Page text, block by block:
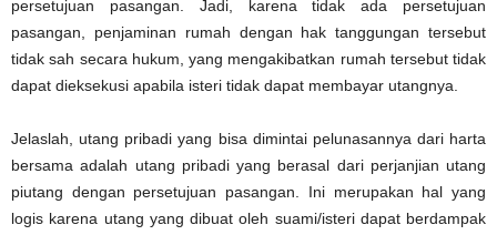
persetujuan pasangan. Jadi, karena tidak ada persetujuan
pasangan, penjaminan rumah dengan hak tanggungan tersebut
tidak sah secara hukum, yang mengakibatkan rumah tersebut tidak
dapat dieksekusi apabila isteri tidak dapat membayar utangnya.
Jelaslah, utang pribadi yang bisa dimintai pelunasannya dari harta
bersama adalah utang pribadi yang berasal dari perjanjian utang
piutang dengan persetujuan pasangan. Ini merupakan hal yang
logis karena utang yang dibuat oleh suami/isteri dapat berdampak